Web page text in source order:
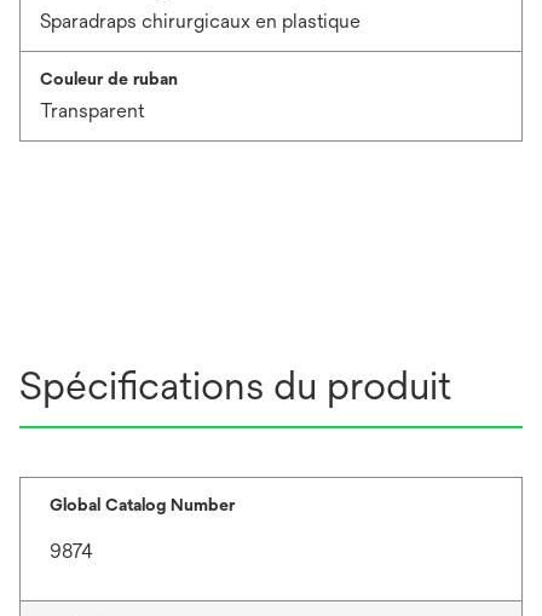
Sparadraps chirurgicaux en plastique
Couleur de ruban
Transparent
Spécifications du produit
Global Catalog Number
9874